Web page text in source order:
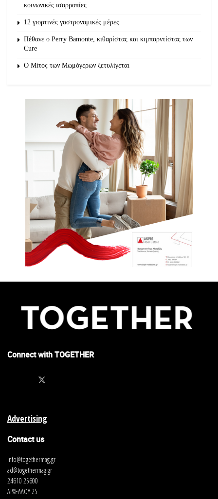
κοινωνικές ισορροπίες
12 γιορτινές γαστρονομικές μέρες
Πέθανε ο Perry Bamonte, κιθαρίστας και κιμπορντίστας των
Cure
O Μίτος των Μωμόγερων ξετυλίγεται
Connect with TOGETHER
Advertising
Contact us
info@togethermag.gr
ad@togethermag.gr
24610 25600
ΑΡΧΕΛΑΟΥ 25